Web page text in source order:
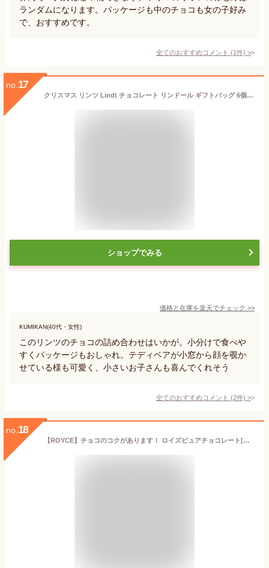
ランダムになります。パッケージも中のチョコも女の子好み
で、おすすめです。
全てのおすすめコメント (1件) >
no. 17
クリスマス リンツ Lindt チョコレート リンドール ギフトバッグ 6個入 ｜クリスマス チョコ トリュフ ギフト プレゼント プチギフト おしゃれ 可愛い 洋菓子 スイーツ お菓子 個包装 小分け リンツチョコ 誕生日 手土産 内祝い お礼 お返し 職場 退職 転職 家族
ショップでみる
価格と在庫を楽天でチェック >>
KUMIKAN(40代・女性)
このリンツのチョコの詰め合わせはいかが。小分けで食べや
すくパッケージもおしゃれ。テディベアが小窓から顔を覗か
せている様も可愛く、小さいお子さんも喜んでくれそう
全てのおすすめコメント (2件) >
no. 18
【ROYCE】チョコのコクがあります！ ロイズピュアチョコレート[キャラメルミルク＆クリーミーホワイト] １箱 40個 (x 1)